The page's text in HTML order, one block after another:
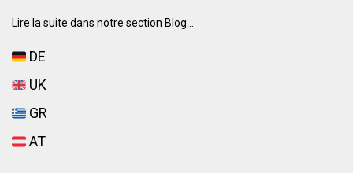
Lire la suite dans notre section Blog...
DE
UK
GR
AT